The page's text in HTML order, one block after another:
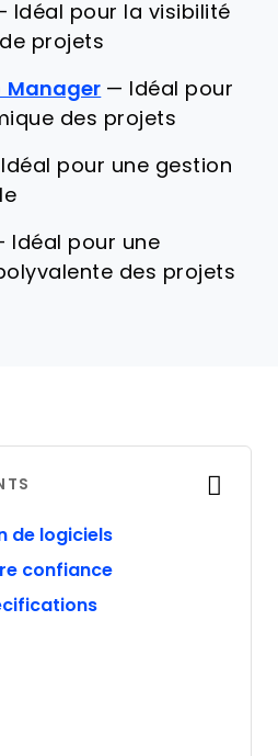
Idéal pour la visibilité
projets
Manager —
Idéal pour
des projets
Idéal pour une gestion
Idéal pour une
des projets
de logiciels
confiance